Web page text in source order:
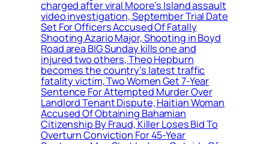
charged after viral Moore’s Island assault
video investigation, September Trial Date
Set For Officers Accused Of Fatally
Shooting Azario Major, Shooting in Boyd
Road area BIG Sunday kills one and
injured two others, Theo Hepburn
becomes the country’s latest traffic
fatality victim, Two Women Get 7-Year
Sentence For Attempted Murder Over
Landlord Tenant Dispute, Haitian Woman
Accused Of Obtaining Bahamian
Citizenship By Fraud, Killer Loses Bid To
Overturn Conviction For 45-Year